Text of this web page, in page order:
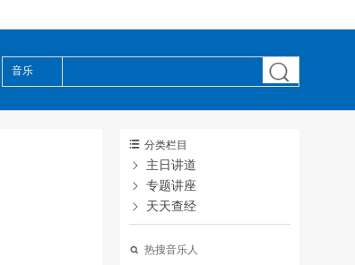
音乐 
 分类栏目

主日讲道
 专题讲座
 天天查经
 热搜音乐人